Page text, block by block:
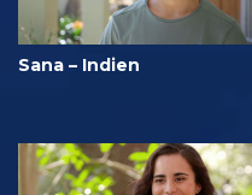
Sana – Indien